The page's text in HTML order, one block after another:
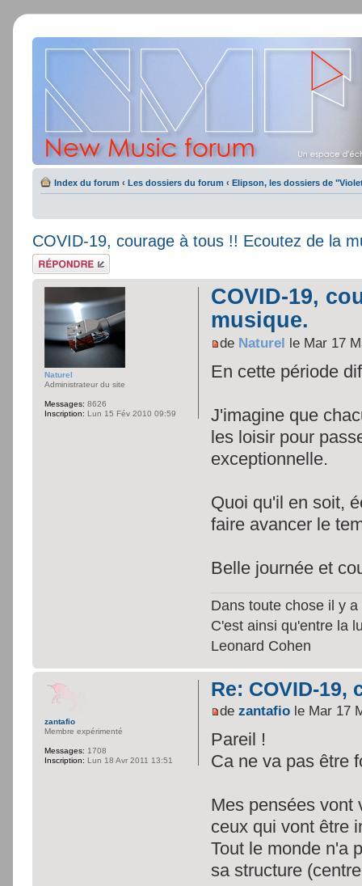
Index du forum ‹ Les dossiers du forum ‹ Elipson, les dossiers de
COVID-19, courage à tous !! Ecoutez de la
Répondre
COVID-19,
musique.
de Naturel le Mar 17
En cette période
J'imagine que
les loisir pour
exceptionnelle.
Quoi qu'il en soit,
faire avancer le
Belle journée et
Dans toute chose il y
C'est ainsi qu'entre la
Leonard Cohen
Naturel
Administrateur du site
Messages: 8626
Inscription: Lun 15 Fév 2010 09:59
Re: COVID-19,
dezantafio le Mar 17
Pareil !
Ca ne va pas être
Mes pensées vont
ceux qui vont être
Tout le monde n'a
sa structure
zantafio
Membre expérimenté
Messages: 1708
Inscription: Lun 18 Avr 2011 13:51